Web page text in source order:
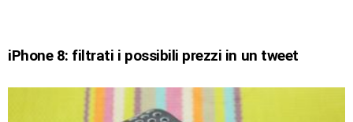
iPhone 8: filtrati i possibili prezzi in un tweet